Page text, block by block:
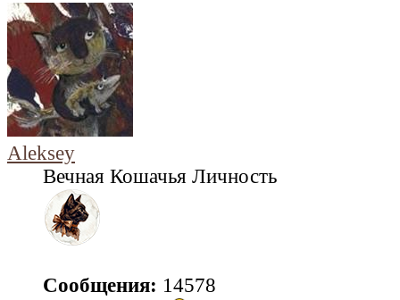
Aleksey
Вечная Кошачья Личность
Сообщения: 14578